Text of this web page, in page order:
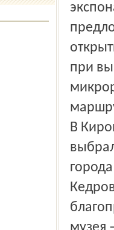
при
В